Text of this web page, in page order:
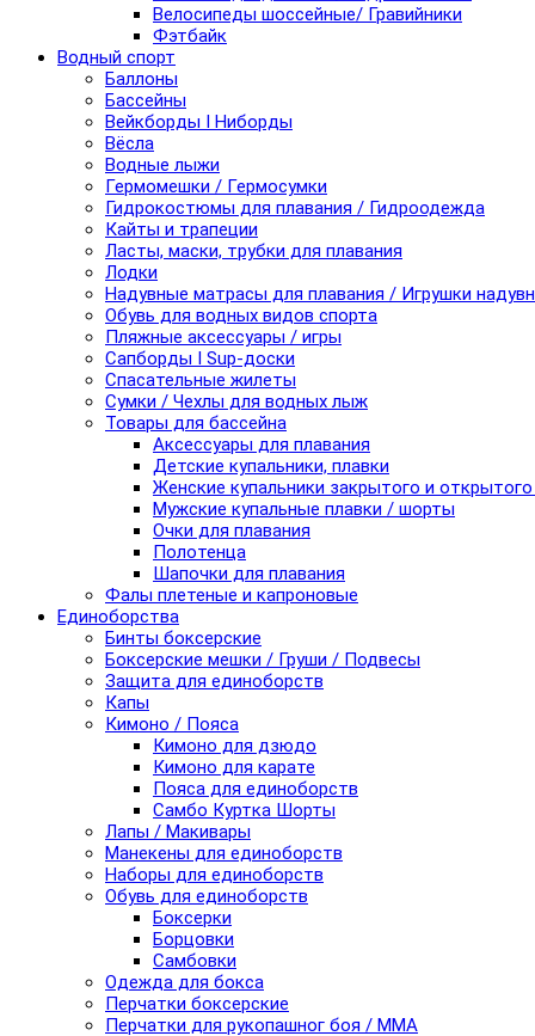
Велосипеды шоссейные/ Гравийники
Фэтбайк
Водный спорт
Баллоны
Бассейны
Вейкборды I Ниборды
Вёсла
Водные лыжи
Гермомешки / Гермосумки
Гидрокостюмы для плавания / Гидроодежда
Кайты и трапеции
Ласты, маски, трубки для плавания
Лодки
Надувные матрасы для плавания / Игрушки
Обувь для водных видов спорта
Пляжные аксессуары / игры
Сапборды I Sup-доски
Спасательные жилеты
Сумки / Чехлы для водных лыж
Товары для бассейна
Аксессуары для плавания
Детские купальники, плавки
Женские купальники закрытого и
Мужские купальные плавки / шорты
Очки для плавания
Полотенца
Шапочки для плавания
Фалы плетеные и капроновые
Единоборства
Бинты боксерские
Боксерские мешки / Груши / Подвесы
Защита для единоборств
Капы
Кимоно / Пояса
Кимоно для дзюдо
Кимоно для карате
Пояса для единоборств
Самбо Куртка Шорты
Лапы / Макивары
Манекены для единоборств
Наборы для единоборств
Обувь для единоборств
Боксерки
Борцовки
Самбовки
Одежда для бокса
Перчатки боксерские
Перчатки для рукопашног боя / ММА